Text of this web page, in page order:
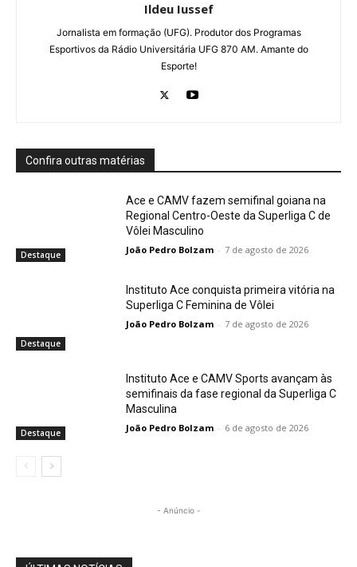
Ildeu Iussef
Jornalista em formação (UFG). Produtor dos Programas
Esportivos da Rádio Universitária UFG 870 AM. Amante do
Esporte!
Confira outras matérias
Destaque
Ace e CAMV fazem semifinal goiana na
Regional Centro-Oeste da Superliga C de
Vôlei Masculino
João Pedro Bolzam - 7 de agosto de 2026
Destaque
Instituto Ace conquista primeira vitória na
Superliga C Feminina de Vôlei
João Pedro Bolzam - 7 de agosto de 2026
Destaque
Instituto Ace e CAMV Sports avançam às
semifinais da fase regional da Superliga C
Masculina
João Pedro Bolzam - 6 de agosto de 2026
- Anúncio -